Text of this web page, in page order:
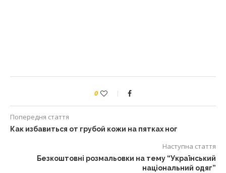
0
Попередня стаття
Как избавиться от грубой кожи на пятках ног
Наступна стаття
Безкоштовні розмальовки на тему “Український
національний одяг”